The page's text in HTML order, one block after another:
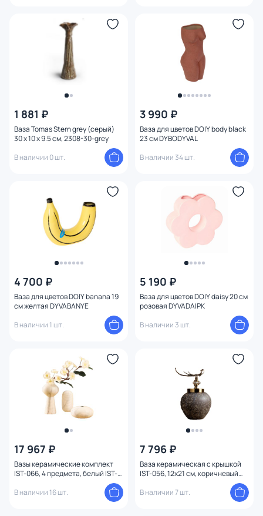
1 881 ₽
Ваза Tomas Stern grey (серый)
30 x 10 x 9.5 см, 2308-30-grey
В наличии 0 шт.
3 990 ₽
Ваза для цветов DOIY body black
23 см DYBODYVAL
В наличии 34 шт.
4 700 ₽
Ваза для цветов DOIY banana 19
см желтая DYVABANYE
В наличии 1 шт.
5 190 ₽
Ваза для цветов DOIY daisy 20 см
розовая DYVADAIPK
В наличии 3 шт.
17 967 ₽
Вазы керамические комплект
IST-066, 4 предмета, белый IST-
В наличии 16 шт.
7 796 ₽
Ваза керамическая с крышкой
IST-056, 12х21 см, коричневый
В наличии 7 шт.